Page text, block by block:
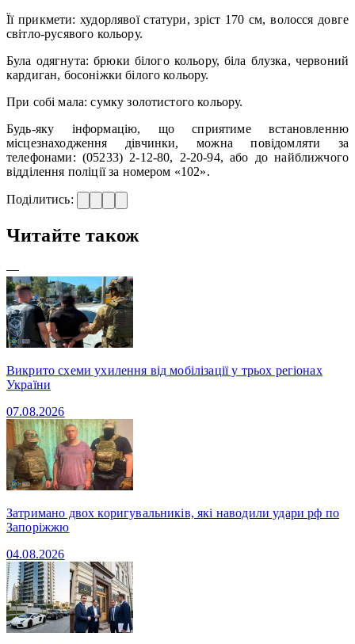
Її прикмети: худорлявої статури, зріст 170 см, волосся довге
світло-русявого кольору.
Була одягнута: брюки білого кольору, біла блузка, червоний
кардиган, босоніжки білого кольору.
При собі мала: сумку золотистого кольору.
Будь-яку інформацію, що сприятиме встановленню
місцезнаходження дівчинки, можна повідомляти за
телефонами: (05233) 2-12-80, 2-20-94, або до найближчого
відділення поліції за номером «102».
Поділитись:
Читайте також
—
Викрито схеми ухилення від мобілізації у трьох регіонах
України
07.08.2026
Затримано двох коригувальників, які наводили удари рф по
Запоріжжю
04.08.2026